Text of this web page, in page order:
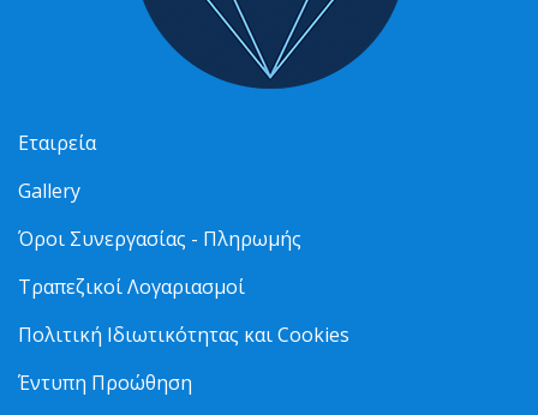
Εταιρεία
Gallery
Όροι Συνεργασίας - Πληρωμής
Τραπεζικοί Λογαριασμοί
Πολιτική Ιδιωτικότητας και Cookies
Έντυπη Προώθηση